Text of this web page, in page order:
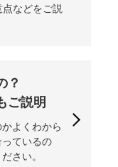
点などをご説
？
ご説明
よくわから
ているの
さい。